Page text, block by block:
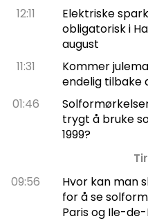
12:11
Elektriske
obligatorisk i
august
11:31
Kommer
endelig tilbake
01:46
trygt å bruke
1999?
09:56
Hvor kan man
for å se
Paris og Ile-